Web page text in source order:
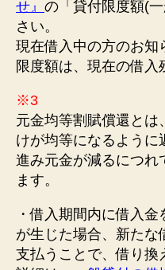
せ』 の「貸付限度額(
さい。
現在借入中の方のお知
限度額は、現在の借入
※3
元金均等割賦償還と
けが均等になるよう
進み元金が減るにつれ
ます。
・借入期間内に借入
が生じた場合、新たな
支払うことで、借り換